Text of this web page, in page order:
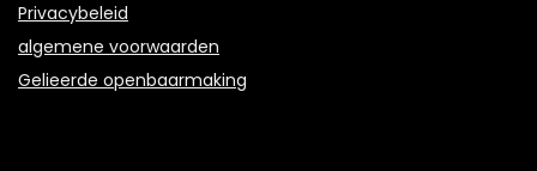
Privacybeleid
algemene voorwaarden
Gelieerde openbaarmaking